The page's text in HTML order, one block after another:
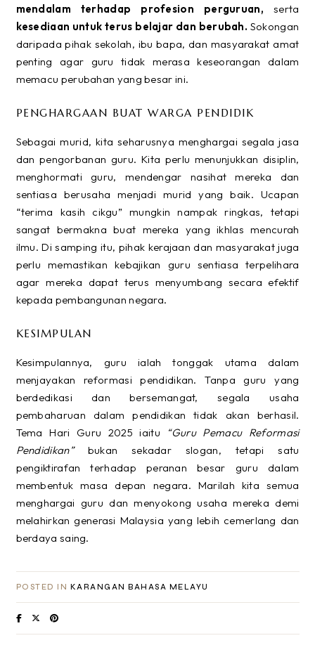
mendalam terhadap profesion perguruan, serta
kesediaan untuk terus belajar dan berubah. Sokongan
daripada pihak sekolah, ibu bapa, dan masyarakat amat
penting agar guru tidak merasa keseorangan dalam
memacu perubahan yang besar ini.
PENGHARGAAN BUAT WARGA PENDIDIK
Sebagai murid, kita seharusnya menghargai segala jasa
dan pengorbanan guru. Kita perlu menunjukkan disiplin,
menghormati guru, mendengar nasihat mereka dan
sentiasa berusaha menjadi murid yang baik. Ucapan
“terima kasih cikgu” mungkin nampak ringkas, tetapi
sangat bermakna buat mereka yang ikhlas mencurah
ilmu. Di samping itu, pihak kerajaan dan masyarakat juga
perlu memastikan kebajikan guru sentiasa terpelihara
agar mereka dapat terus menyumbang secara efektif
kepada pembangunan negara.
KESIMPULAN
Kesimpulannya, guru ialah tonggak utama dalam
menjayakan reformasi pendidikan. Tanpa guru yang
berdedikasi dan bersemangat, segala usaha
pembaharuan dalam pendidikan tidak akan berhasil.
Tema Hari Guru 2025 iaitu
“Guru Pemacu Reformasi
Pendidikan”bukan sekadar slogan, tetapi satu
pengiktirafan terhadap peranan besar guru dalam
membentuk masa depan negara. Marilah kita semua
menghargai guru dan menyokong usaha mereka demi
melahirkan generasi Malaysia yang lebih cemerlang dan
berdaya saing.
POSTED IN KARANGAN BAHASA MELAYU